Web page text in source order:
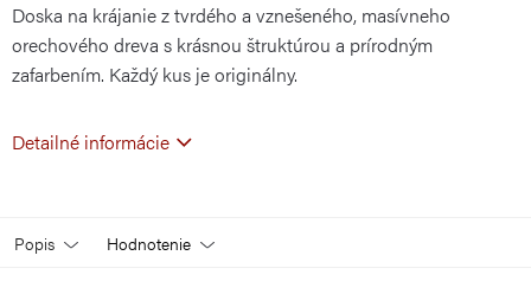
cena:
Doska na krájanie z tvrdého a vznešeného, masívneho
orechového dreva s krásnou štruktúrou a prírodným
zafarbením. Každý kus je originálny.
Detailné informácie
Popis Hodnotenie